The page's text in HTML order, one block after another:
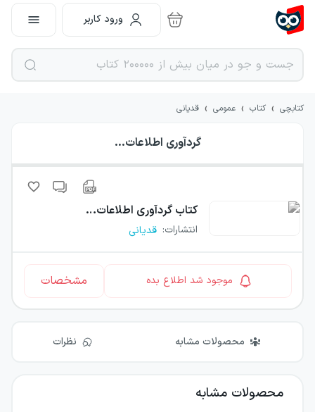
ورود کاربر
کتابچی › کتاب › عمومی › قدیانی
گردآوری اطلاعات…
کتاب گردآوری اطلاعات…
انتشارات: قدیانی
موجود شد اطلاع بده مشخصات
محصولات مشابه نظرات
محصولات مشابه